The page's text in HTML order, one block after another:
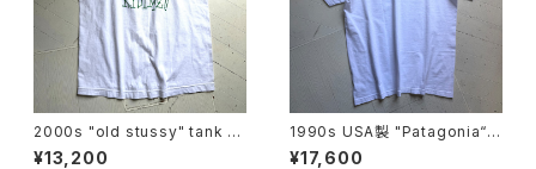
2000s "old stussy" tank to
p
¥13,200
1990s USA製 "Patagonia“ b
eneficial S/S T-shirt
¥17,600